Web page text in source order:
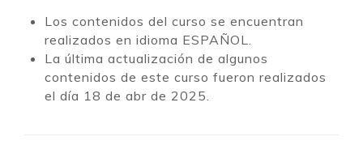
Los contenidos del curso se encuentran
realizados en idioma ESPAÑOL.
La última actualización de algunos
contenidos de este curso fueron realizados
el día 18 de abr de 2025.